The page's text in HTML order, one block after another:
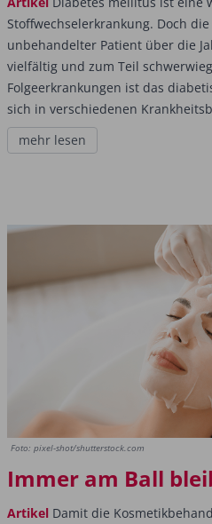
Stoffwechselerkrankung. Doch
unbehandelter Patient über die
vielfältig und zum Teil
Folgeerkrankungen ist das
sich in verschiedenen
mehr lesen
Foto: pixel-shot/shutterstock.com
Immer am Ball
Artikel Damit die